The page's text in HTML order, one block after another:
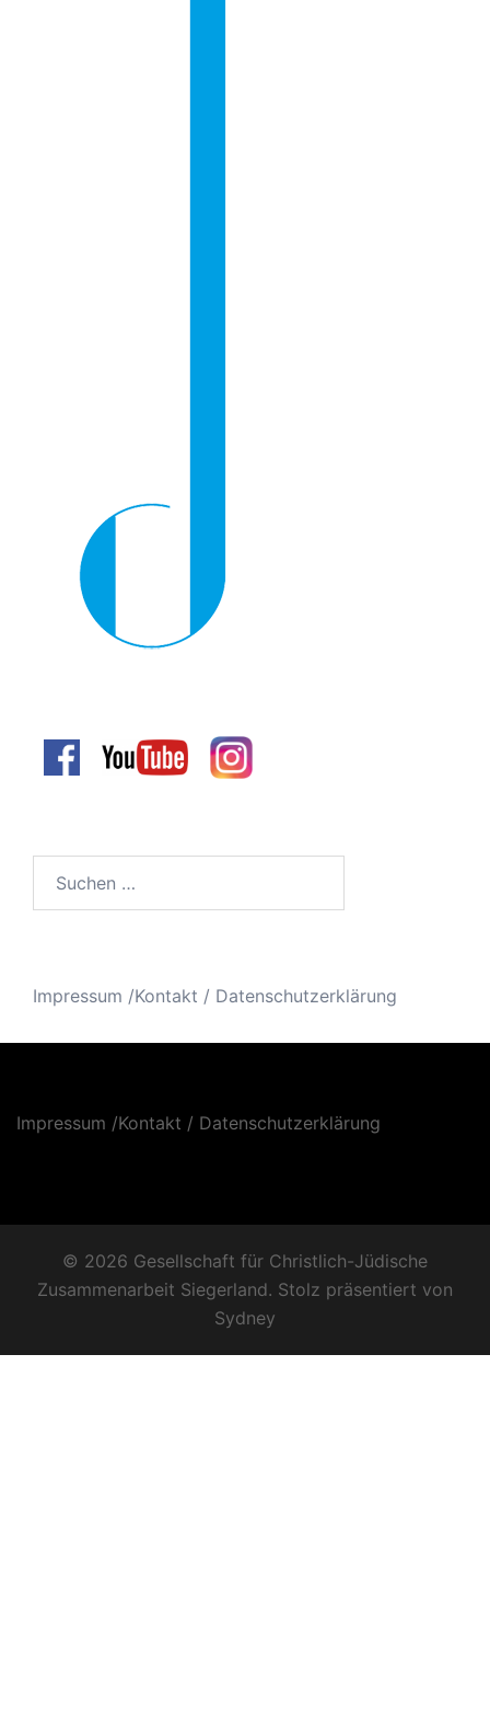
nach:
Impressum /Kontakt / Datenschutzerklärung
Impressum /Kontakt / Datenschutzerklärung
© 2026 Gesellschaft für Christlich-Jüdische
Zusammenarbeit Siegerland. Stolz präsentiert von
Sydney